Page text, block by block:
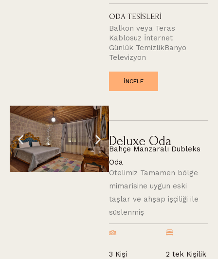
ODA TESİSLERİ
Balkon veya Teras
Kablosuz İnternet
Günlük TemizlikBanyo
Televizyon
INCELE
Deluxe Oda
Bahçe Manzaralı Dubleks
Oda
Otelimiz Tamamen bölge
mimarisine uygun eski
taşlar ve ahşap işçiliği ile
süslenmiş
3 Kişi
2 tek Kişilik